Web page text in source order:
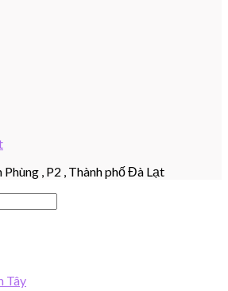
, P2 , Thành phố Đà Lạt
Tây